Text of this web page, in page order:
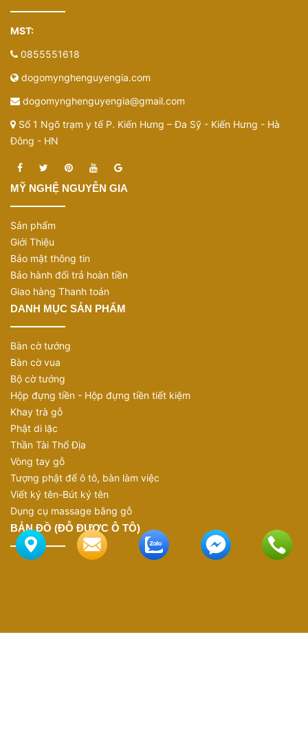
MST:
0855551618
dogomynghenguyengia.com
dogomynghenguyengia@gmail.com
Số 1 Ngõ trạm y tế P. Kiến Hưng – Đa Sỹ - Kiến Hưng - Hà
Đông - HN
MỸ NGHỆ NGUYỄN GIA
Sản phẩm
Giới Thiệu
Bảo mật thông tin
Bảo hành đổi trả hoàn tiền
Giao hàng Thanh toán
DANH MỤC SẢN PHẨM
Bàn cờ tướng
Bàn cờ vua
Bộ cờ tướng
Hộp đựng tiền - Hộp đựng tiền tiết kiệm
Khay trà gỗ
Phật di lặc
Thần Tài Thổ Địa
Vòng tay gỗ
Tượng phật để ô tô, bàn làm việc
Viết ký tên-Bút ký tên
Dụng cụ massage bằng gỗ
BẢN ĐỒ (ĐỖ ĐƯỢC Ô TÔ)